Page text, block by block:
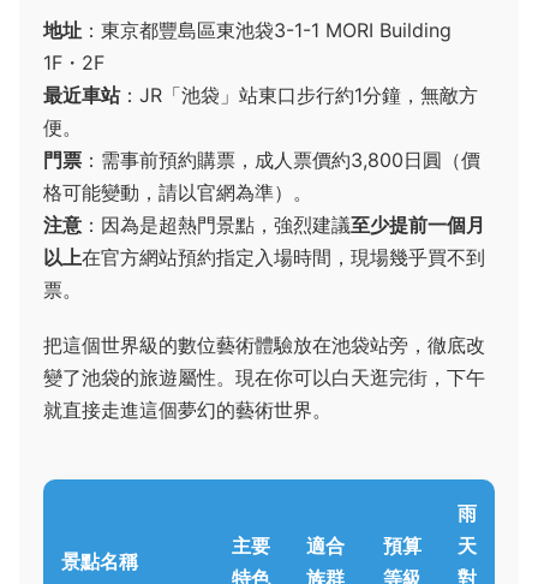
地址 ：東京都豐島區東池袋3-1-1 MORI Building
1F・2F
最近車站：JR「池袋」站東口步行約1分鐘，無敵方
便。
門票 ：需事前預約購票，成人票價約3,800日圓（價
格可能變動，請以官網為準）。
注意 ：因為是超熱門景點，強烈建議至少提前一個月
以上在官方網站預約指定入場時間，現場幾乎買不到
票。
把這個世界級的數位藝術體驗放在池袋站旁，徹底改
變了池袋的旅遊屬性。現在你可以白天逛完街，下午
就直接走進這個夢幻的藝術世界。
景點名稱
主要
特色
適合
族群
預算
等級
雨
天
對